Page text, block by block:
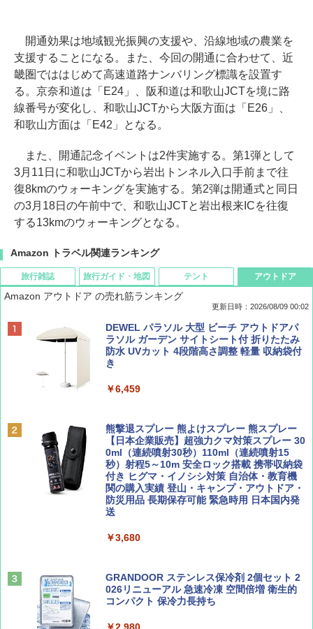
開通効果は地域観光振興の支援や、沿線地域の農業を
支援することになる。また、今回の開通に合わせて、近
畿圏でははじめて高速道路ナンバリング標識を設置す
る。京奈和道は「E24」、阪和道は和歌山JCTを境に路
線番号が変化し、和歌山JCTから大阪方面は「E26」、
和歌山方面は「E42」となる。
また、開通記念イベントは2件実施する。第1弾として
3月11日に和歌山JCTから岩出トンネル入口手前まで往
復8kmのウォーキングを実施する。第2弾は開通式と同日
の3月18日の午前中で、和歌山JCTと岩出根来ICを往復
する13kmのウォーキングとなる。
Amazon トラベル関連ランキング
旅行雑誌
BE-PAL(ビ-パル) 2026年 9 月号【特別付録:
SOTO ミニマル"旅"財布 ランダム2種】
￥1,500
誌] (ＤＩＳＮＥＹ ＦＡＮ)
￥713
山と溪谷 2026年8月号「南アルプス大全」
Coyote No.89 特集 星野道夫 夢見る旅
旅行ガイド・地図
D40 地球の歩き方 チェンマイ タイ北部の魅
力的な町 2026～2027 地球の歩き方D アジア
￥2,079
￥2,695
A09 地球の歩き方 イタリア 2026～2027 地
球の歩き方A ヨーロッパ
￥2,479
A26 地球の歩き方 チェコ ポーランド スロヴ
ァキア 2026～2027 地球の歩き方A ヨーロッ
テント
[キャンパーズコレクション 山善] ポップアッ
プテント 傘みたいに広げて畳める パッとサ
ッとサンシェード キューブ フルクローズ メ
ッシュ 簡単設置 ワンタッチテント キャンプ
PYKES PEAK (パイクスピーク) 着替えテン
ト プライバシー テント 【中が透けない】 1
人用 折りたたみ 防災グッズ 災害用トイレ ビ
ーチ ピクニック ポップアップテント 携帯 簡
易 トイレテント (ブラック)
￥4,980
500002(89232)
￥5,999
アウトドア
Amazon アウトドア の売れ筋ランキング
更新日時：2026/08/09 00:02
DEWEL パラソル 大型 ビーチ アウトドアパ
ラソル ガーデン サイトシート付 折りたたみ
防水 UVカット 4段階高さ調整 軽量 収納袋付
き
￥6,459
熊撃退スプレー 熊よけスプレー 熊スプレー
【日本企業販売】超強力クマ対策スプレー 30
0ml（連続噴射30秒）110ml（連続噴射15
秒）射程5～10m 安全ロック搭載 携帯収納袋
付き ヒグマ・イノシシ対策 自治体・教育機
関の購入実績 登山・キャンプ・アウトドア・
防災用品 長期保存可能 緊急時用 日本国内発
送
￥3,680
GRANDOOR ステンレス保冷剤 2個セット 2
026リニューアル 急速冷凍 空間倍増 衛生的
コンパクト 保冷力長持ち